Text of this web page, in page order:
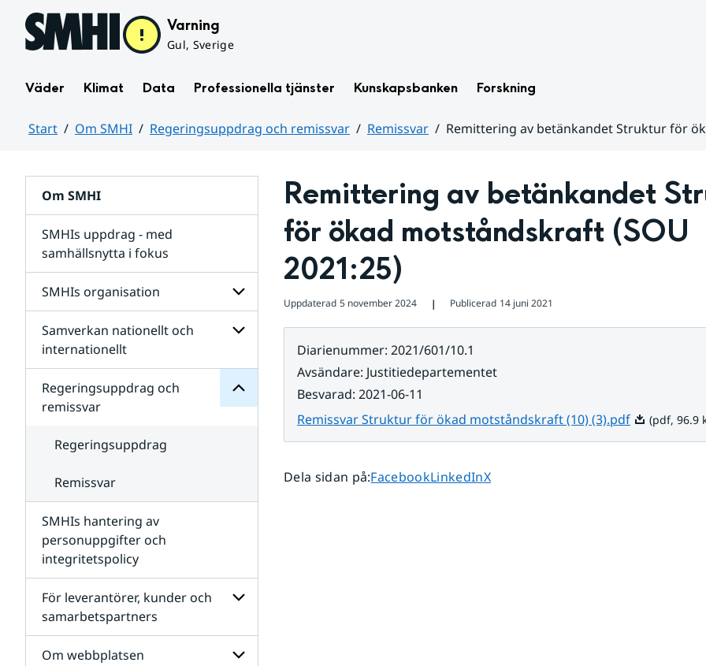
Hoppa till sidans innehåll Varning
Gul, Sverige
Väder Klimat Data Professionella tjänster Kunskapsbanken Forskning
Start Om SMHI Regeringsuppdrag och remissvar Remissvar
Remittering av betänkandet Struktur för
Om SMHI
SMHIs uppdrag - med
samhällsnytta i fokus
SMHIs organisation
Undersidor
organisation
Samverkan nationellt och
internationellt
Undersidor
för
internationellt
Regeringsuppdrag och
remissvar
för
Regeringsuppdrag
remissvar
Regeringsuppdrag
Remissvar
SMHIs hantering av
personuppgifter och
integritetspolicy
För leverantörer, kunder och
samarbetspartners
Undersidor
för
Om webbplatsen
Remittering av betänkandet
för ökad motståndskraft (SOU
2021:25)
Uppdaterad 5 november 2024 ❘ Publicerad 14 juni 2021
Diarienummer: 2021/601/10.1
Avsändare: Justitiedepartementet
Besvarad: 2021-06-11
Remissvar Struktur för ökad motståndskraft (10) (3).pdfPdf, 96.9 kB.
(pdf, 96.9
Dela sidan på:Dela sidan på
FacebookDela sidan på
LinkedInDela sidan på
X